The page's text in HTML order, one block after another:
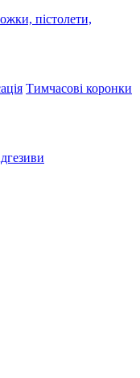
пістолети,
Тимчасові коронки